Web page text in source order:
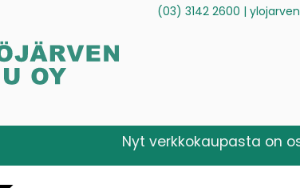
(03) 3142 2600 |
Nyt verkkokaupasta on